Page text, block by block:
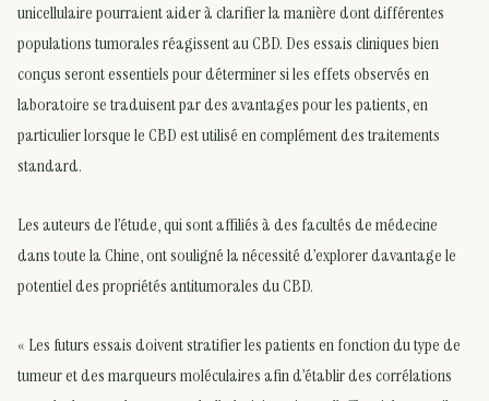
unicellulaire pourraient aider à clarifier la manière dont différentes
populations tumorales réagissent au CBD. Des essais cliniques bien
conçus seront essentiels pour déterminer si les effets observés en
laboratoire se traduisent par des avantages pour les patients, en
particulier lorsque le CBD est utilisé en complément des traitements
standard.
Les auteurs de l’étude, qui sont affiliés à des facultés de médecine
dans toute la Chine, ont souligné la nécessité d’explorer davantage le
potentiel des propriétés antitumorales du CBD.
« Les futurs essais doivent stratifier les patients en fonction du type de
tumeur et des marqueurs moléculaires afin d’établir des corrélations